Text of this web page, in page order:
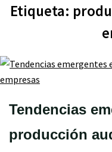
Etiqueta:
Tendencias
producción